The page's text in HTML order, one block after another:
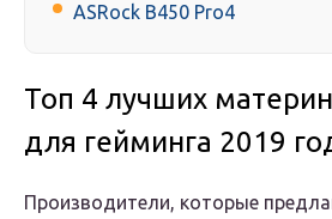
ASRock B450 Pro4
Топ 4 лучших
для гейминга 2019
Производители, которые